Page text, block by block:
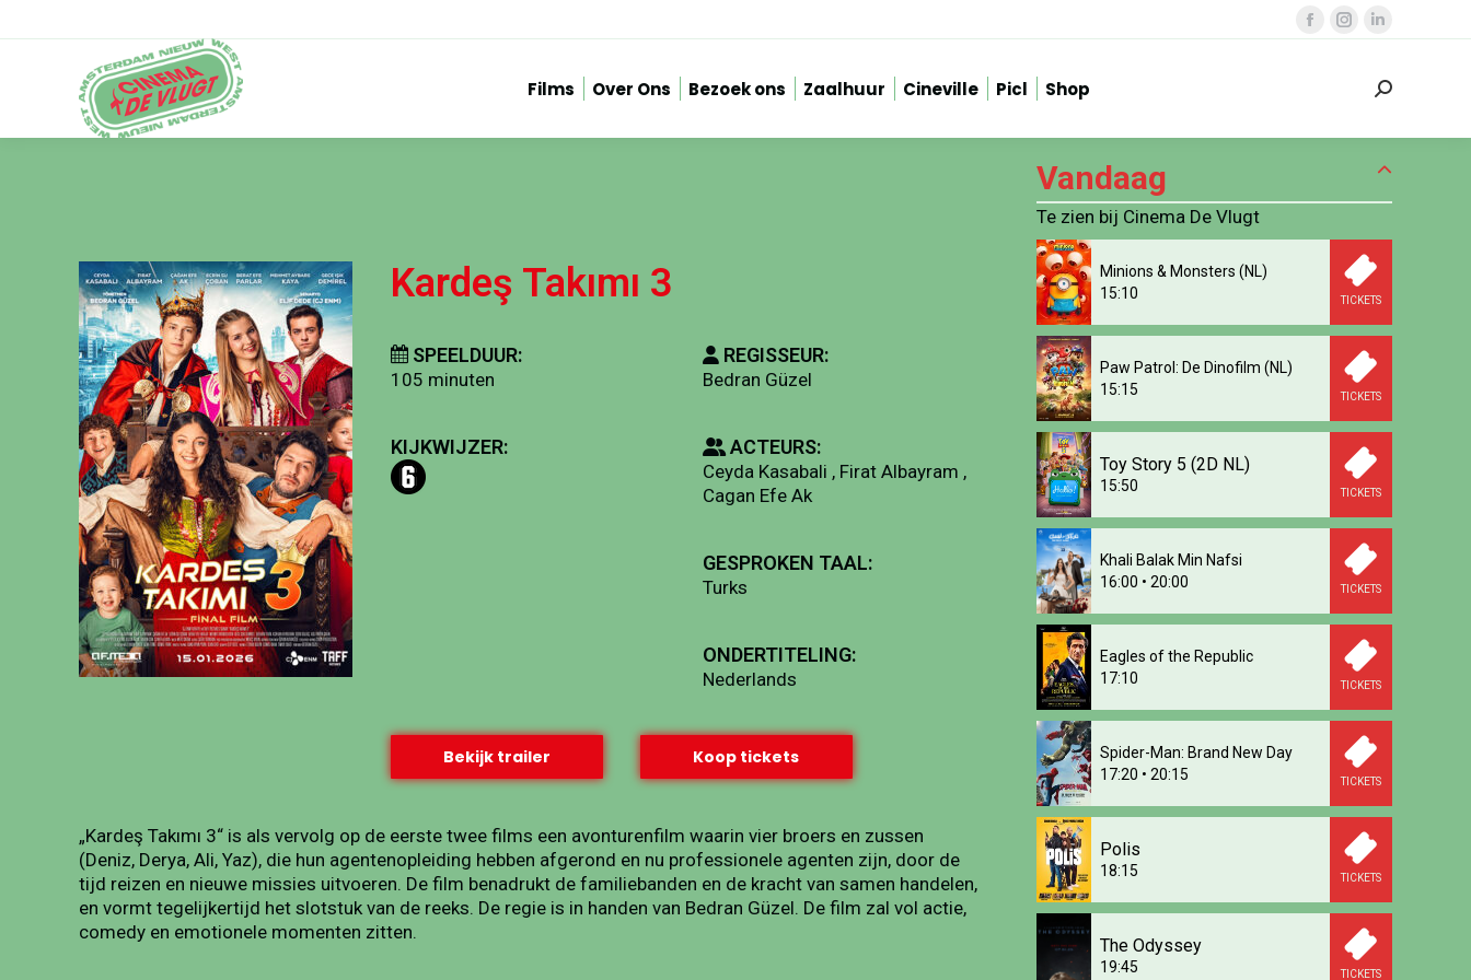
Facebook
Instagram
opens
window
Linkedin
opens
window
Films Over Ons Bezoek ons Zaalhuur Cineville Picl Shop Zoeken:
Kardeş Takımı 3
SPEELDUUR:
105 minuten
KIJKWIJZER:
REGISSEUR:
Bedran Güzel
ACTEURS:
Ceyda Kasabali , Firat Albayram ,
Cagan Efe Ak
GESPROKEN TAAL:
Turks
ONDERTITELING:
Nederlands
Bekijk trailer Koop tickets
„Kardeş Takımı 3“ is als vervolg op de eerste twee films een avonturenfilm waarin vier broers en zussen
(Deniz, Derya, Ali, Yaz), die hun agentenopleiding hebben afgerond en nu professionele agenten zijn, door de
tijd reizen en nieuwe missies uitvoeren. De film benadrukt de familiebanden en de kracht van samen handelen,
en vormt tegelijkertijd het slotstuk van de reeks. De regie is in handen van Bedran Güzel. De film zal vol actie,
comedy en emotionele momenten zitten.
Vandaag
Te zien bij Cinema De Vlugt
Minions & Monsters (NL)
15:10
TICKETS
Paw Patrol: De Dinofilm (NL)
15:15
TICKETS
Toy Story 5 (2D NL)
15:50 TICKETS
Khali Balak Min Nafsi
16:00 • 20:00 TICKETS
Eagles of the Republic
17:10
TICKETS
Spider-Man: Brand New Day
17:20 • 20:15 TICKETS
Polis
18:15 TICKETS
The Odyssey
19:45 TICKETS